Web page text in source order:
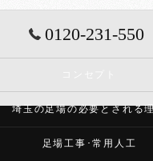
0120-231-550
埼玉の足場の必要とされる
足場工事･常用人工